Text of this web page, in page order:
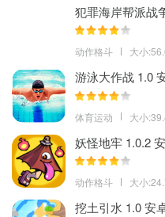
犯罪海岸帮派战
动作格斗 大小
游泳大作战 1.0
体育运动 大小
妖怪地牢 1.0.2
动作格斗 大小
挖土引水 1.0 安